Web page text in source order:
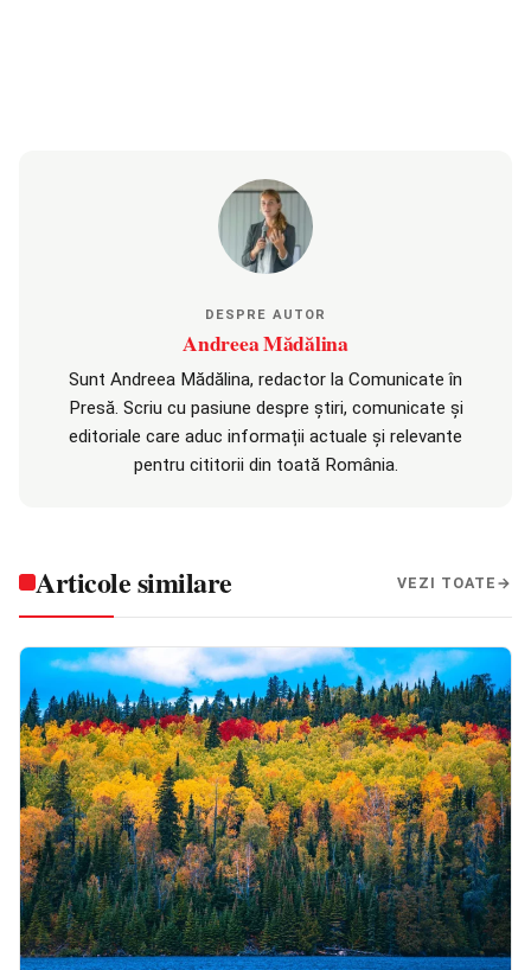
DESPRE AUTOR
Andreea Mădălina
Sunt Andreea Mădălina, redactor la Comunicate în
Presă. Scriu cu pasiune despre știri, comunicate și
editoriale care aduc informații actuale și relevante
pentru cititorii din toată România.
Articole similare VEZI TOATE